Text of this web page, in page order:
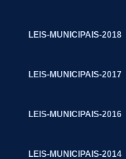
LEIS-MUNICIPAIS-2018
LEIS-MUNICIPAIS-2017
LEIS-MUNICIPAIS-2016
LEIS-MUNICIPAIS-2014